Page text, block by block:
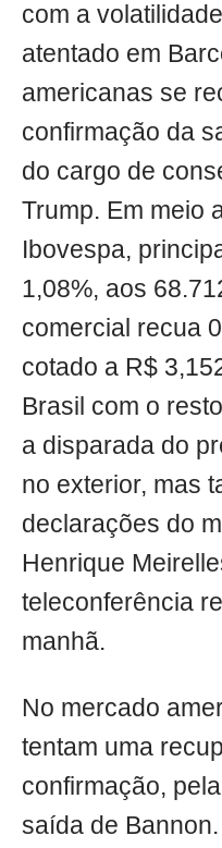
com a
atentado em
americanas se
confirmação da
do cargo de
Trump. Em meio
Ibovespa,
1,08%, aos
comercial recua
cotado a R$
Brasil com o
a disparada do
no exterior, mas
declarações do
Henrique
teleconferência
manhã.
No mercado
tentam uma
confirmação,
saída de